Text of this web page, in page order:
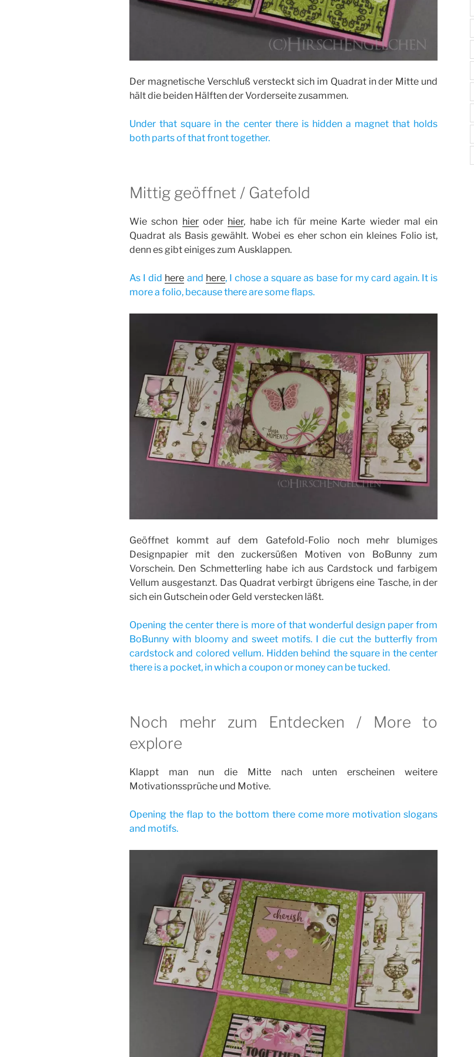
Der magnetische Verschluß versteckt sich im Quadrat in der Mitte und
hält die beiden Hälften der Vorderseite zusammen.
Under that square in the center there is hidden a magnet that holds
both parts of that front together.
Mittig geöffnet / Gatefold
Wie schon hieroder hier, habe ich für meine Karte wieder mal ein
Quadrat als Basis gewählt. Wobei es eher schon ein kleines Folio ist,
denn es gibt einiges zum Ausklappen.
As I did here and here, I chose a square as base for my card again. It is
more a folio, because there are some flaps.
Geöffnet kommt auf dem Gatefold-Folio noch mehr blumiges
Designpapier mit den zuckersüßen Motiven von BoBunny zum
Vorschein. Den Schmetterling habe ich aus Cardstock und farbigem
Vellum ausgestanzt. Das Quadrat verbirgt übrigens eine Tasche, in der
sich ein Gutschein oder Geld verstecken läßt.
Opening the center there is more of that wonderful design paper from
BoBunny with bloomy and sweet motifs. I die cut the butterfly from
cardstock and colored vellum. Hidden behind the square in the center
there is a pocket, in which a coupon or money can be tucked.
Noch mehr zum Entdecken / More to
explore
Klappt man nun die Mitte nach unten erscheinen weitere
Motivationssprüche und Motive.
Opening the flap to the bottom there come more motivation slogans
and motifs.